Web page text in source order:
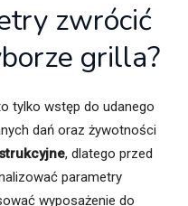
zwrócić
grilla?
tylko wstęp do udanego
dań oraz żywotności
, dlatego przed
parametry
wyposażenie do